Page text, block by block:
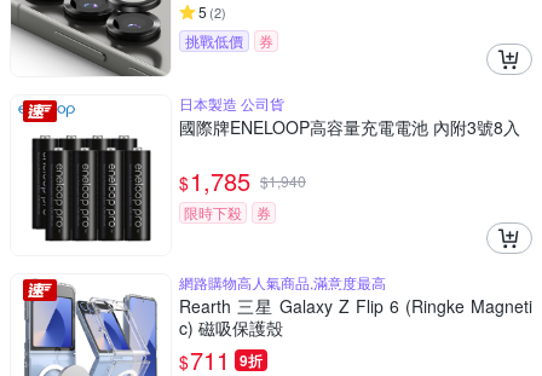
5 (2)
挑戰低價 券
日本製造 公司貨
國際牌ENELOOP高容量充電電池 內附3號8入
$1,785 $1,940
限時下殺
券
網路購物高人氣商品,滿意度最高
Rearth 三星 Galaxy Z Flip 6 (Ringke Magneti
c) 磁吸保護殼
$711 9折